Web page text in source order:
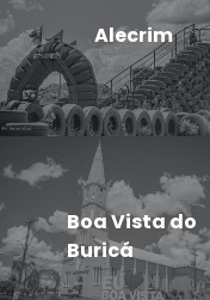
Alecrim
Boa Vista do
Buricá